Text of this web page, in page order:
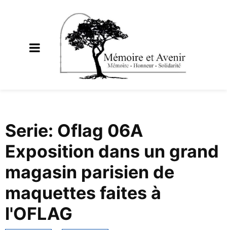
Serie: Oflag 06A
Exposition dans un grand
magasin parisien de
maquettes faites à
l'OFLAG